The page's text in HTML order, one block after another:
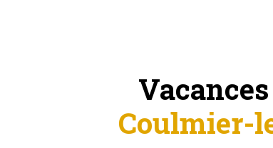
Coulmier-